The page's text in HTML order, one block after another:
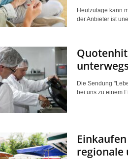
Heutzutage kann
der Anbieter ist
Die Sendung
bei uns zu einem
regionale